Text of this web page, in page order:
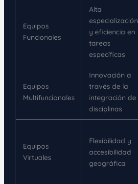
Equipos
Funcionales
Alta
especialización
y eficiencia en
tareas
específicas
Equipos
Multifuncionales
Innovación a
través de la
integración de
disciplinas
Equipos
Virtuales
Flexibilidad y
accesibilidad
geográfica